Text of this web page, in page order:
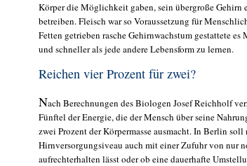
Körper die Möglichkeit gaben, sein übergroße Gehirn
betreiben. Fleisch war so Voraussetzung für
Fetten getrieben rasche Gehirnwachstum gestattete
und schneller als jede andere Lebensform zu lernen.
Reichen vier Prozent für zwei?
Nach Berechnungen des Biologen Josef Reichholf
Fünftel der Energie, die der Mensch über seine
zwei Prozent der Körpermasse ausmacht. In Berlin
Hirnversorgungsiveau auch mit einer Zufuhr von nur
aufrechterhalten lässt oder ob eine dauerhafte